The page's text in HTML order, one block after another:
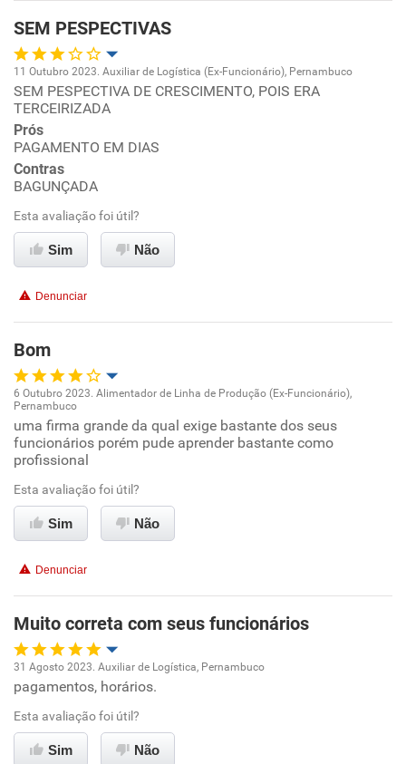
Recomenda esta empresa
Recomenda a diretoria
SEM PESPECTIVAS
Oportunidade de promoção
Ambiente de trabalho
Conciliação com a vida familiar
Benefícios
Não recomenda a diretoria
11 Outubro 2023. Auxiliar de Logística (Ex-Funcionário), Pernambuco
SEM PESPECTIVA DE CRESCIMENTO, POIS ERA
TERCEIRIZADA
Prós
PAGAMENTO EM DIAS
Contras
BAGUNÇADA
Esta avaliação foi útil?
Sim Não
Denunciar
Bom
Oportunidade de promoção
Ambiente de trabalho
Conciliação com a vida familiar
Recomenda esta empresa
Recomenda a diretoria
6 Outubro 2023. Alimentador de Linha de Produção (Ex-Funcionário),
Pernambuco
uma firma grande da qual exige bastante dos seus
funcionários porém pude aprender bastante como
profissional
Esta avaliação foi útil?
Sim Não
Denunciar
Muito correta com seus funcionários
Oportunidade de promoção
Ambiente de trabalho
31 Agosto 2023. Auxiliar de Logística, Pernambuco
pagamentos, horários.
Esta avaliação foi útil?
Sim Não